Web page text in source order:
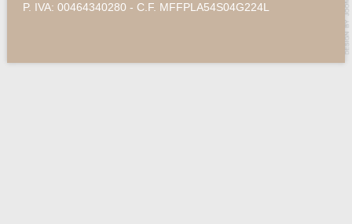
P. IVA: 00464340280 - C.F. MFFPLA54S04G224L